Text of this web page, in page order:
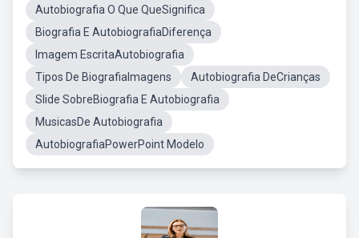
Autobiografia O Que QueSignifica
Biografia E AutobiografiaDiferença
Imagem EscritaAutobiografia
Tipos De BiografiaImagens
Autobiografia DeCrianças
Slide SobreBiografia E Autobiografia
MusicasDe Autobiografia
AutobiografiaPowerPoint Modelo